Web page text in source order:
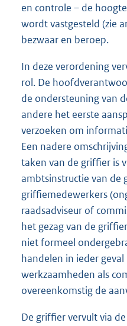
en controle – de
wordt vastgesteld (zie
bezwaar en beroep.
In deze verordening
rol. De
de ondersteuning van
andere het eerste
verzoeken om
Een nadere
taken van de griffier is
ambtsinstructie van de
griffiemedewerkers
raadsadviseur of
het gezag van de
niet formeel
handelen in ieder
werkzaamheden als
overeenkomstig de
De griffier vervult via